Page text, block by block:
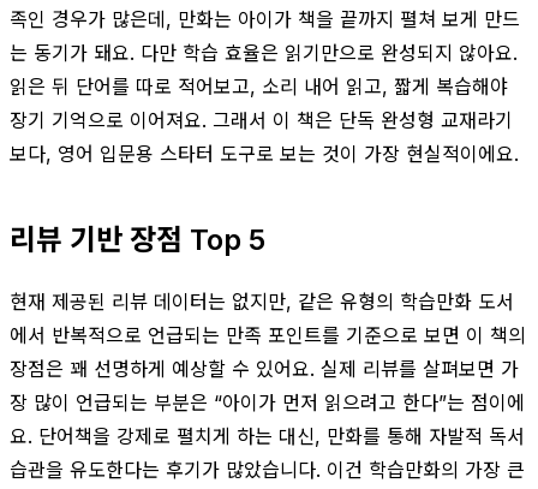
족인 경우가 많은데, 만화는 아이가 책을 끝까지 펼쳐 보게 만드
는 동기가 돼요. 다만 학습 효율은 읽기만으로 완성되지 않아요.
읽은 뒤 단어를 따로 적어보고, 소리 내어 읽고, 짧게 복습해야
장기 기억으로 이어져요. 그래서 이 책은 단독 완성형 교재라기
보다, 영어 입문용 스타터 도구로 보는 것이 가장 현실적이에요.
리뷰 기반 장점 Top 5
현재 제공된 리뷰 데이터는 없지만, 같은 유형의 학습만화 도서
에서 반복적으로 언급되는 만족 포인트를 기준으로 보면 이 책의
장점은 꽤 선명하게 예상할 수 있어요. 실제 리뷰를 살펴보면 가
장 많이 언급되는 부분은 “아이가 먼저 읽으려고 한다”는 점이에
요. 단어책을 강제로 펼치게 하는 대신, 만화를 통해 자발적 독서
습관을 유도한다는 후기가 많았습니다. 이건 학습만화의 가장 큰